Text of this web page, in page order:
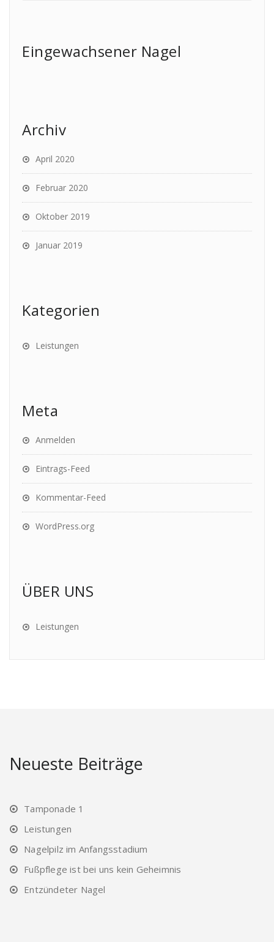
Eingewachsener Nagel
Archiv
April 2020
Februar 2020
Oktober 2019
Januar 2019
Kategorien
Leistungen
Meta
Anmelden
Eintrags-Feed
Kommentar-Feed
WordPress.org
ÜBER UNS
Leistungen
Neueste Beiträge
Tamponade 1
Leistungen
Nagelpilz im Anfangsstadium
Fußpflege ist bei uns kein Geheimnis
Entzündeter Nagel